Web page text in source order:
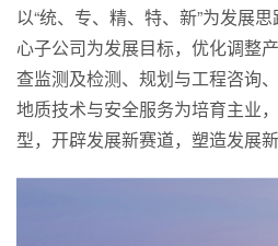
以“统、专、精、特、新”为发展
心子公司为发展目标，优化调整
查监测及检测、规划与工程咨询
地质技术与安全服务为培育主业
型，开辟发展新赛道，塑造发展新